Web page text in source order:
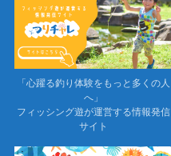
「心躍る釣り体験をもっと多くの人
へ」
フィッシング遊が運営する情報発信
サイト